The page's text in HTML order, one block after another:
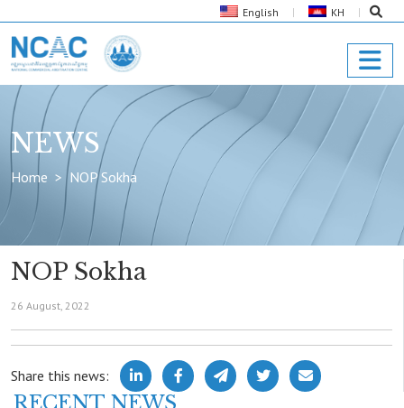
English KH
NEWS
Home NOP Sokha
NOP Sokha
26 August, 2022
Share this news:
RECENT NEWS